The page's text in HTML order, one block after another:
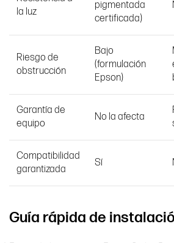
la luz
pigmentada
certificada)
Riesgo de
obstrucción
Bajo
(formulación
Epson)
Garantía de
equipo
No la afecta
Compatibilidad
garantizada
Sí
Guía rápida de